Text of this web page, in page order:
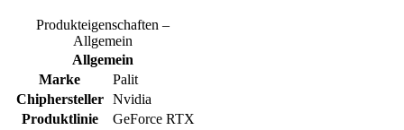
Produkteigenschaften –
Allgemein
Allgemein
Marke
Palit
Chiphersteller
Nvidia
Produktlinie
GeForce RTX